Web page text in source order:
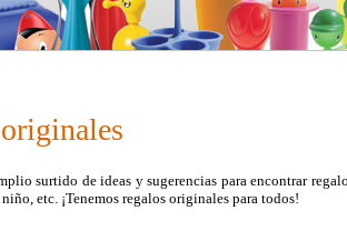
surtido de ideas y sugerencias para encontrar
etc. ¡Tenemos regalos originales para todos!